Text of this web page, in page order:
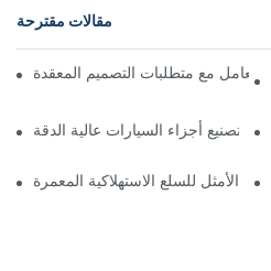
مقالات مقترحة
مع متطلبات التصميم المعقدة
تصنيع أجزاء السيارات عالية الدقة
الأمثل للسلع الاستهلاكية المعمرة